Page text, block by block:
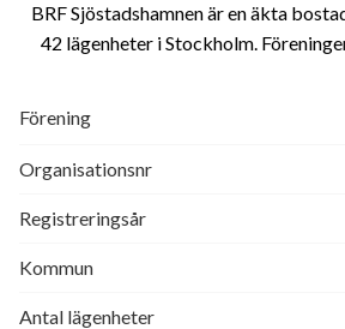
BRF Sjöstadshamnen är en äkta
42 lägenheter i Stockholm.
Förening
Organisationsnr
Registreringsår
Kommun
Antal lägenheter